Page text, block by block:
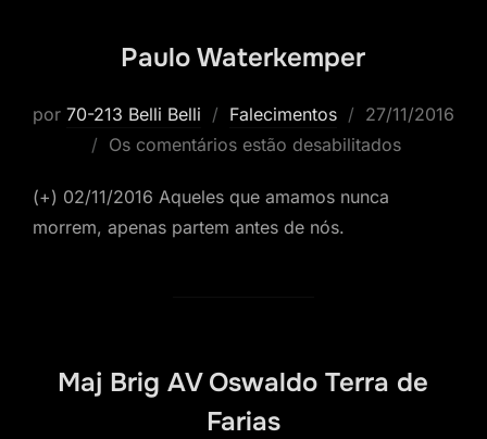
Paulo Waterkemper
por 70-213 Belli Belli Falecimentos
Postado
em
27/11/2016
Os comentários estão desabilitados
(+) 02/11/2016 Aqueles que amamos nunca
morrem, apenas partem antes de nós.
Maj Brig AV Oswaldo Terra de
Farias